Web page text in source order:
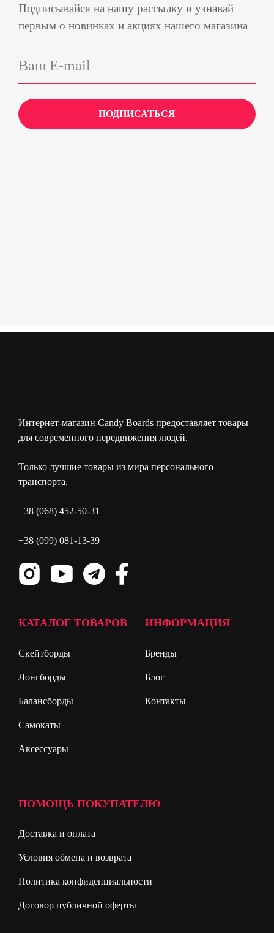
Подписывайся на нашу рассылку и узнавай
первым о новинках и акциях нашего магазина
Интернет-магазин Candy Boards предоставляет товары
для современного передвижения людей.
Только лучшие товары из мира персонального
транспорта.
+38 (068) 452-50-31
+38 (099) 081-13-39
КАТАЛОГ ТОВАРОВ
Скейтборды
Лонгборды
Балансборды
Самокаты
Аксессуары
ИНФОРМАЦИЯ
Бренды
Блог
Контакты
ПОМОЩЬ ПОКУПАТЕЛЮ
Доставка и оплата
Условия обмена и возврата
Политика конфиденциальности
Договор публичной оферты